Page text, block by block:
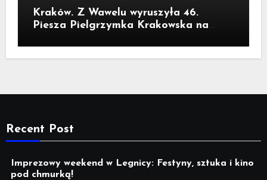
Kraków. Z Wawelu wyruszyła 46.
Piesza Pielgrzymka Krakowska na
Recent Post
Imprezowy weekend w Legnicy: Festyny, sztuka i kino
pod chmurką!